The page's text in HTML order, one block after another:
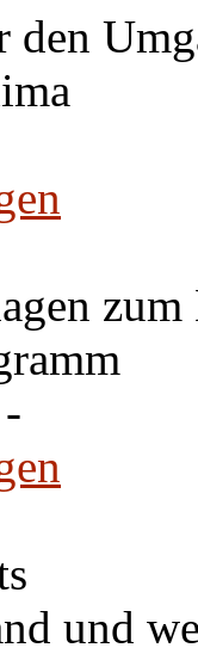
den
zum
und